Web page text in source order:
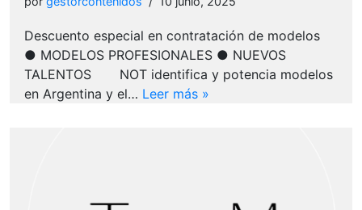
Descuento especial en contratación de modelos
● MODELOS PROFESIONALES ● NUEVOS
TALENTOS NOT identifica y potencia modelos
en Argentina y el… Leer más »